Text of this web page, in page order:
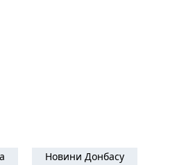
Новини Донбасу